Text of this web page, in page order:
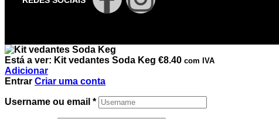
Está a ver: Kit vedantes Soda Keg €8.40 com IVA
Adicionar
Entrar Criar uma conta
Username ou email *